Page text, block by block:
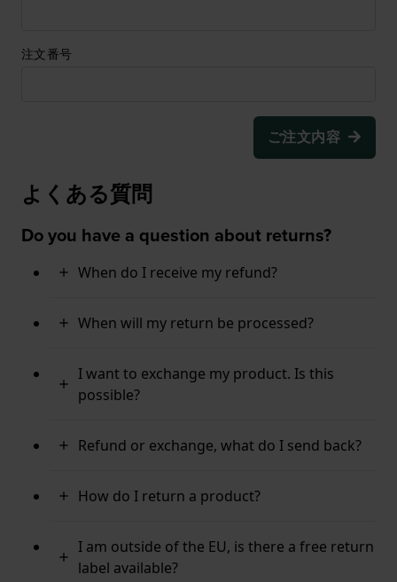
注文番号
ご注文内容
よくある質問
Do you have a question about returns?
When do I receive my refund?
When will my return be processed?
I want to exchange my product. Is this
possible?
Refund or exchange, what do I send back?
How do I return a product?
I am outside of the EU, is there a free return
label available?